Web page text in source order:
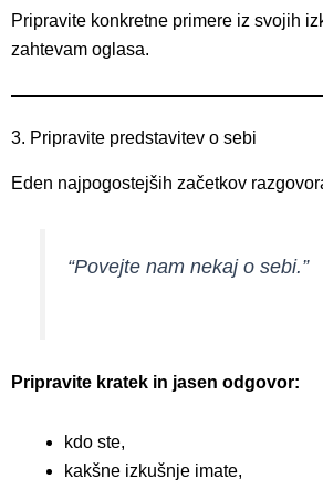
Pripravite konkretne primere iz svojih
zahtevam oglasa.
3. Pripravite predstavitev o sebi
Eden najpogostejših začetkov
“Povejte nam nekaj o sebi.”
Pripravite kratek in jasen odgovor:
kdo ste,
kakšne izkušnje imate,